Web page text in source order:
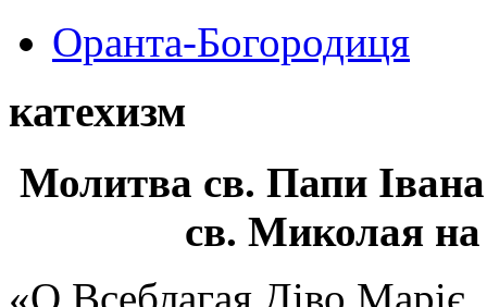
Оранта-Богородиця
катехизм
Молитва св. Папи
св. Миколая на